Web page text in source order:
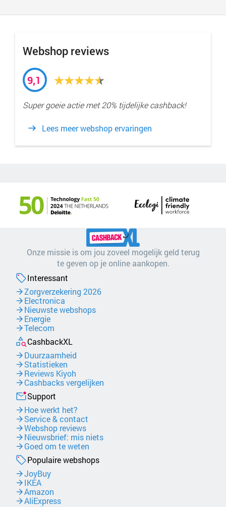
Webshop reviews
9,1
Super goeie actie met 20% tijdelijke cashback!
Lees meer webshop ervaringen
Onze missie is om jou zoveel mogelijk geld terug
te geven op je online aankopen.
Interessant
Zorgverzekering 2026
Electronica
Nieuwste webshops
Energie
Telecom
CashbackXL
Duurzaamheid
Statistieken
Reviews Kiyoh
Cashbacks vergelijken
Support
Hoe werkt het?
Service & contact
Webshop reviews
Nieuwsbrief: mis niets
Goed om te weten
Populaire webshops
JoyBuy
IKEA
Amazon
AliExpress